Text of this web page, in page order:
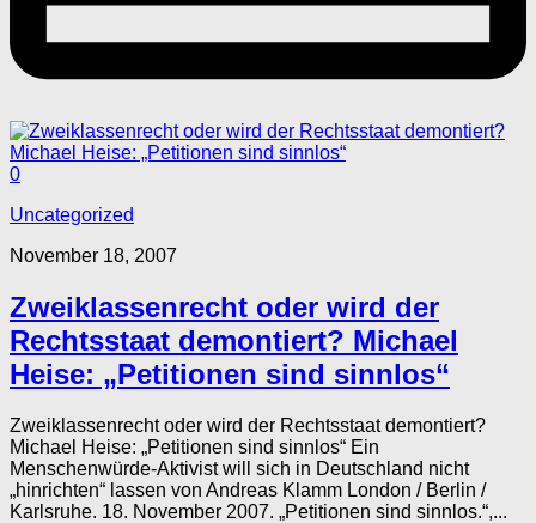
0
Uncategorized
November 18, 2007
Zweiklassenrecht oder wird der
Rechtsstaat demontiert? Michael
Heise: „Petitionen sind sinnlos“
Zweiklassenrecht oder wird der Rechtsstaat demontiert?
Michael Heise: „Petitionen sind sinnlos“ Ein
Menschenwürde-Aktivist will sich in Deutschland nicht
„hinrichten“ lassen von Andreas Klamm London / Berlin /
Karlsruhe. 18. November 2007. „Petitionen sind sinnlos.“,...